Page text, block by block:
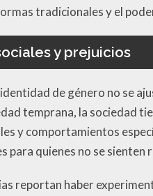
tradicionales y el
y prejuicios
de género no se
temprana, la sociedad
y comportamientos
quienes no se
reportan haber